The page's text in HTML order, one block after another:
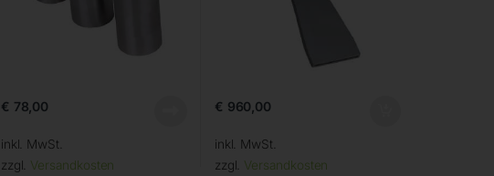
€ 78,00
inkl. MwSt.
zzgl. Versandkosten
€ 960,00
inkl. MwSt.
zzgl. Versandkosten